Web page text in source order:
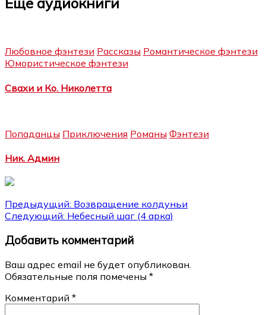
Любовное фэнтези Рассказы Романтическое фэнтези
Юмористическое фэнтези
Свахи и Ко. Николетта
Попаданцы Приключения Романы Фэнтези
Ник. Админ
Навигация
по
записям
Предыдущий: Возвращение колдуньи
Следующий: Небесный шаг (4 арка)
Добавить комментарий
Ваш адрес email не будет опубликован.
Обязательные поля помечены *
Комментарий *